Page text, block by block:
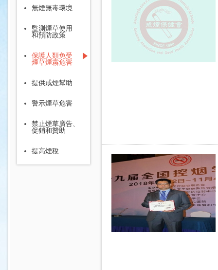
無煙無毒環境
監測煙草使用
和預防政策
保護人類免受
煙草煙霧危害
提供戒煙幫助
警示煙草危害
禁止煙草廣告、
促銷和贊助
提高煙稅